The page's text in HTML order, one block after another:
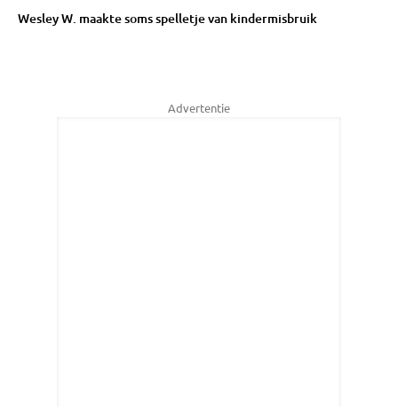
Wesley W. maakte soms spelletje van kindermisbruik
Advertentie